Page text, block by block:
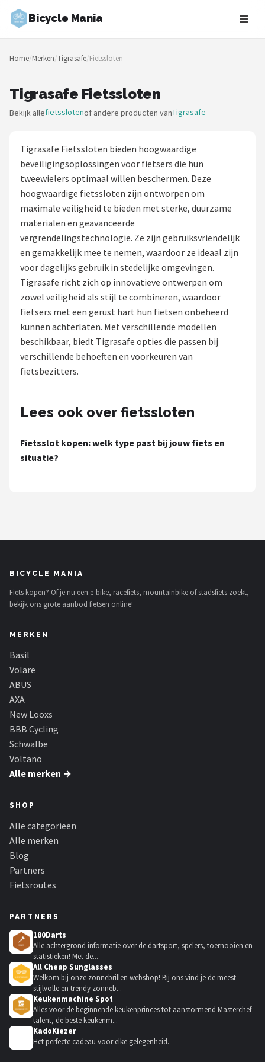
Bicycle Mania
Zoeken
NAVIGATIE
Merken
Fietsroutes
Kinderfietsen
Stadsfietsen
Elektrische fietsen
Mountainbikes
Shop
Basil
ABUS
AXA
Shimano
Alle merken →
Home/Merken/Tigrasafe/Fietssloten
Tigrasafe Fietssloten
Bekijk allefietsslotenof andere producten vanTigrasafe
Tigrasafe Fietssloten bieden hoogwaardige
beveiligingsoplossingen voor fietsers die hun
tweewielers optimaal willen beschermen. Deze
hoogwaardige fietssloten zijn ontworpen om
maximale veiligheid te bieden met sterke, duurzame
materialen en geavanceerde
vergrendelingstechnologie. Ze zijn gebruiksvriendelijk
en gemakkelijk mee te nemen, waardoor ze ideaal zijn
voor dagelijks gebruik in stedelijke omgevingen.
Tigrasafe richt zich op innovatieve ontwerpen om
zowel veiligheid als stijl te combineren, waardoor
fietsers met een gerust hart hun fietsen onbeheerd
kunnen achterlaten. Met verschillende modellen
beschikbaar, biedt Tigrasafe opties die passen bij
verschillende behoeften en voorkeuren van
fietsbezitters.
Lees ook over fietssloten
Fietsslot kopen: welk type past bij jouw fiets en
situatie?
BICYCLE MANIA
Fiets kopen? Of je nu een e-bike, racefiets, mountainbike of stadsfiets zoekt,
bekijk ons grote aanbod fietsen online!
MERKEN
Basil
Volare
ABUS
AXA
New Looxs
BBB Cycling
Schwalbe
Voltano
Alle merken →
SHOP
Alle categorieën
Alle merken
Blog
Partners
Fietsroutes
PARTNERS
180Darts
Alle achtergrond informatie over de dartsport, spelers, toernooien en
statistieken! Met de...
All Cheap Sunglasses
Welkom bij onze zonnebrillen webshop! Bij ons vind je de meest
stijlvolle en trendy zonneb...
Keukenmachine Spot
Alles voor de beginnende keukenprinces tot aanstormend Masterchef
talent, de beste keukenm...
KadoKiezer
Het perfecte cadeau voor elke gelegenheid.